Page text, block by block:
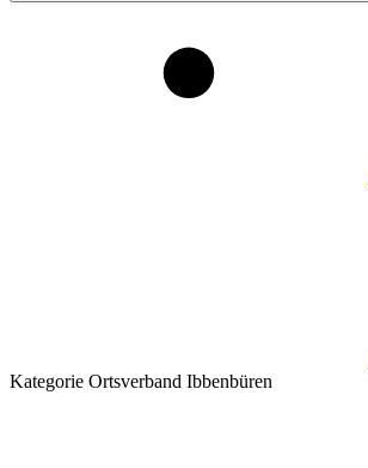
Kategorie Ortsverband Ibbenbüren